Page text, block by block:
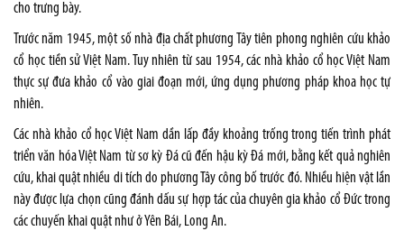
cho trưng bày.
Trước năm 1945, một số nhà địa chất phương Tây tiên phong nghiên cứu khảo
cổ học tiền sử Việt Nam. Tuy nhiên từ sau 1954, các nhà khảo cổ học Việt Nam
thực sự đưa khảo cổ vào giai đoạn mới, ứng dụng phương pháp khoa học tự
nhiên.
Các nhà khảo cổ học Việt Nam dần lấp đầy khoảng trống trong tiến trình phát
triển văn hóa Việt Nam từ sơ kỳ Đá cũ đến hậu kỳ Đá mới, bằng kết quả nghiên
cứu, khai quật nhiều di tích do phương Tây công bố trước đó. Nhiều hiện vật lần
này được lựa chọn cũng đánh dấu sự hợp tác của chuyên gia khảo cổ Đức trong
các chuyến khai quật như ở Yên Bái, Long An.